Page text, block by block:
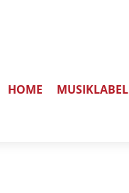
HOME MUSIKLABEL